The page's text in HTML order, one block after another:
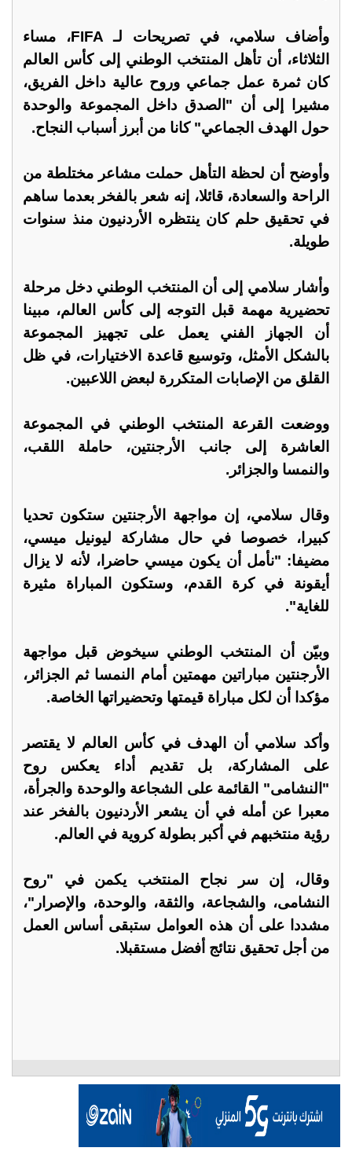
وأضاف سلامي، في تصريحات لـ FIFA، مساء
الثلاثاء، أن تأهل المنتخب الوطني إلى كأس العالم
كان ثمرة عمل جماعي وروح عالية داخل الفريق،
مشيرا إلى أن "الصدق داخل المجموعة والوحدة
حول الهدف الجماعي" كانا من أبرز أسباب النجاح.
وأوضح أن لحظة التأهل حملت مشاعر مختلطة من
الراحة والسعادة، قائلا، إنه شعر بالفخر بعدما ساهم
في تحقيق حلم كان ينتظره الأردنيون منذ سنوات
طويلة.
وأشار سلامي إلى أن المنتخب الوطني دخل مرحلة
تحضيرية مهمة قبل التوجه إلى كأس العالم، مبينا
أن الجهاز الفني يعمل على تجهيز المجموعة
بالشكل الأمثل، وتوسيع قاعدة الاختيارات، في ظل
القلق من الإصابات المتكررة لبعض اللاعبين.
ووضعت القرعة المنتخب الوطني في المجموعة
العاشرة إلى جانب الأرجنتين، حاملة اللقب،
والنمسا والجزائر.
وقال سلامي، إن مواجهة الأرجنتين ستكون تحديا
كبيرا، خصوصا في حال مشاركة ليونيل ميسي،
مضيفا: "نأمل أن يكون ميسي حاضرا، لأنه لا يزال
أيقونة في كرة القدم، وستكون المباراة مثيرة
للغاية".
وبيّن أن المنتخب الوطني سيخوض قبل مواجهة
الأرجنتين مباراتين مهمتين أمام النمسا ثم الجزائر،
مؤكدا أن لكل مباراة قيمتها وتحضيراتها الخاصة.
وأكد سلامي أن الهدف في كأس العالم لا يقتصر
على المشاركة، بل تقديم أداء يعكس روح
"النشامى" القائمة على الشجاعة والوحدة والجرأة،
معبرا عن أمله في أن يشعر الأردنيون بالفخر عند
رؤية منتخبهم في أكبر بطولة كروية في العالم.
وقال، إن سر نجاح المنتخب يكمن في "روح
النشامى، والشجاعة، والثقة، والوحدة، والإصرار"،
مشددا على أن هذه العوامل ستبقى أساس العمل
من أجل تحقيق نتائج أفضل مستقبلا.